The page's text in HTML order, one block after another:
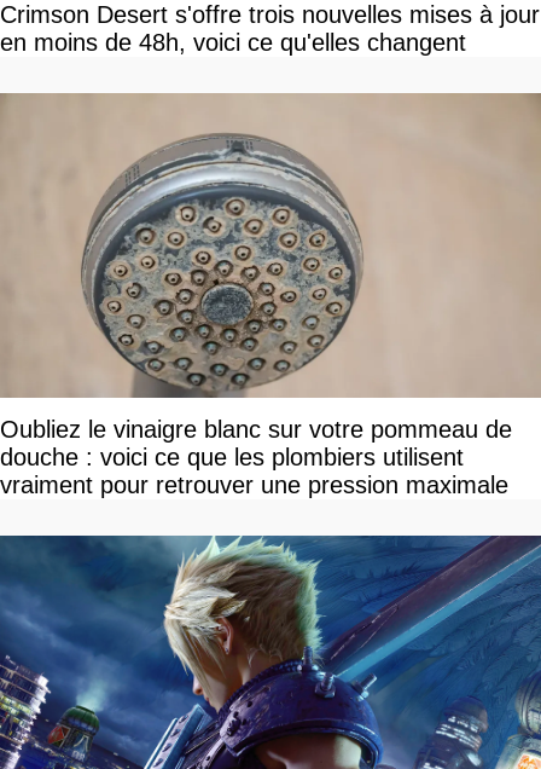
Crimson Desert s'offre trois nouvelles mises à jour
en moins de 48h, voici ce qu'elles changent
Oubliez le vinaigre blanc sur votre pommeau de
douche : voici ce que les plombiers utilisent
vraiment pour retrouver une pression maximale